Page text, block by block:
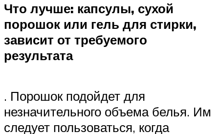
Что лучше: капсулы, сухой
порошок или гель для стирки,
зависит от требуемого
результата
. Порошок подойдет для
незначительного объема белья. Им
следует пользоваться, когда